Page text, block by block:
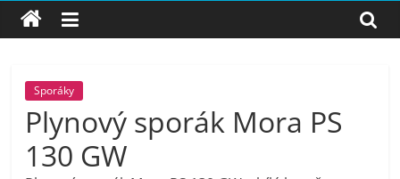
nejlepší
elektronika
porovnání,
Sporáky
Plynový sporák Mora PS
130 GW